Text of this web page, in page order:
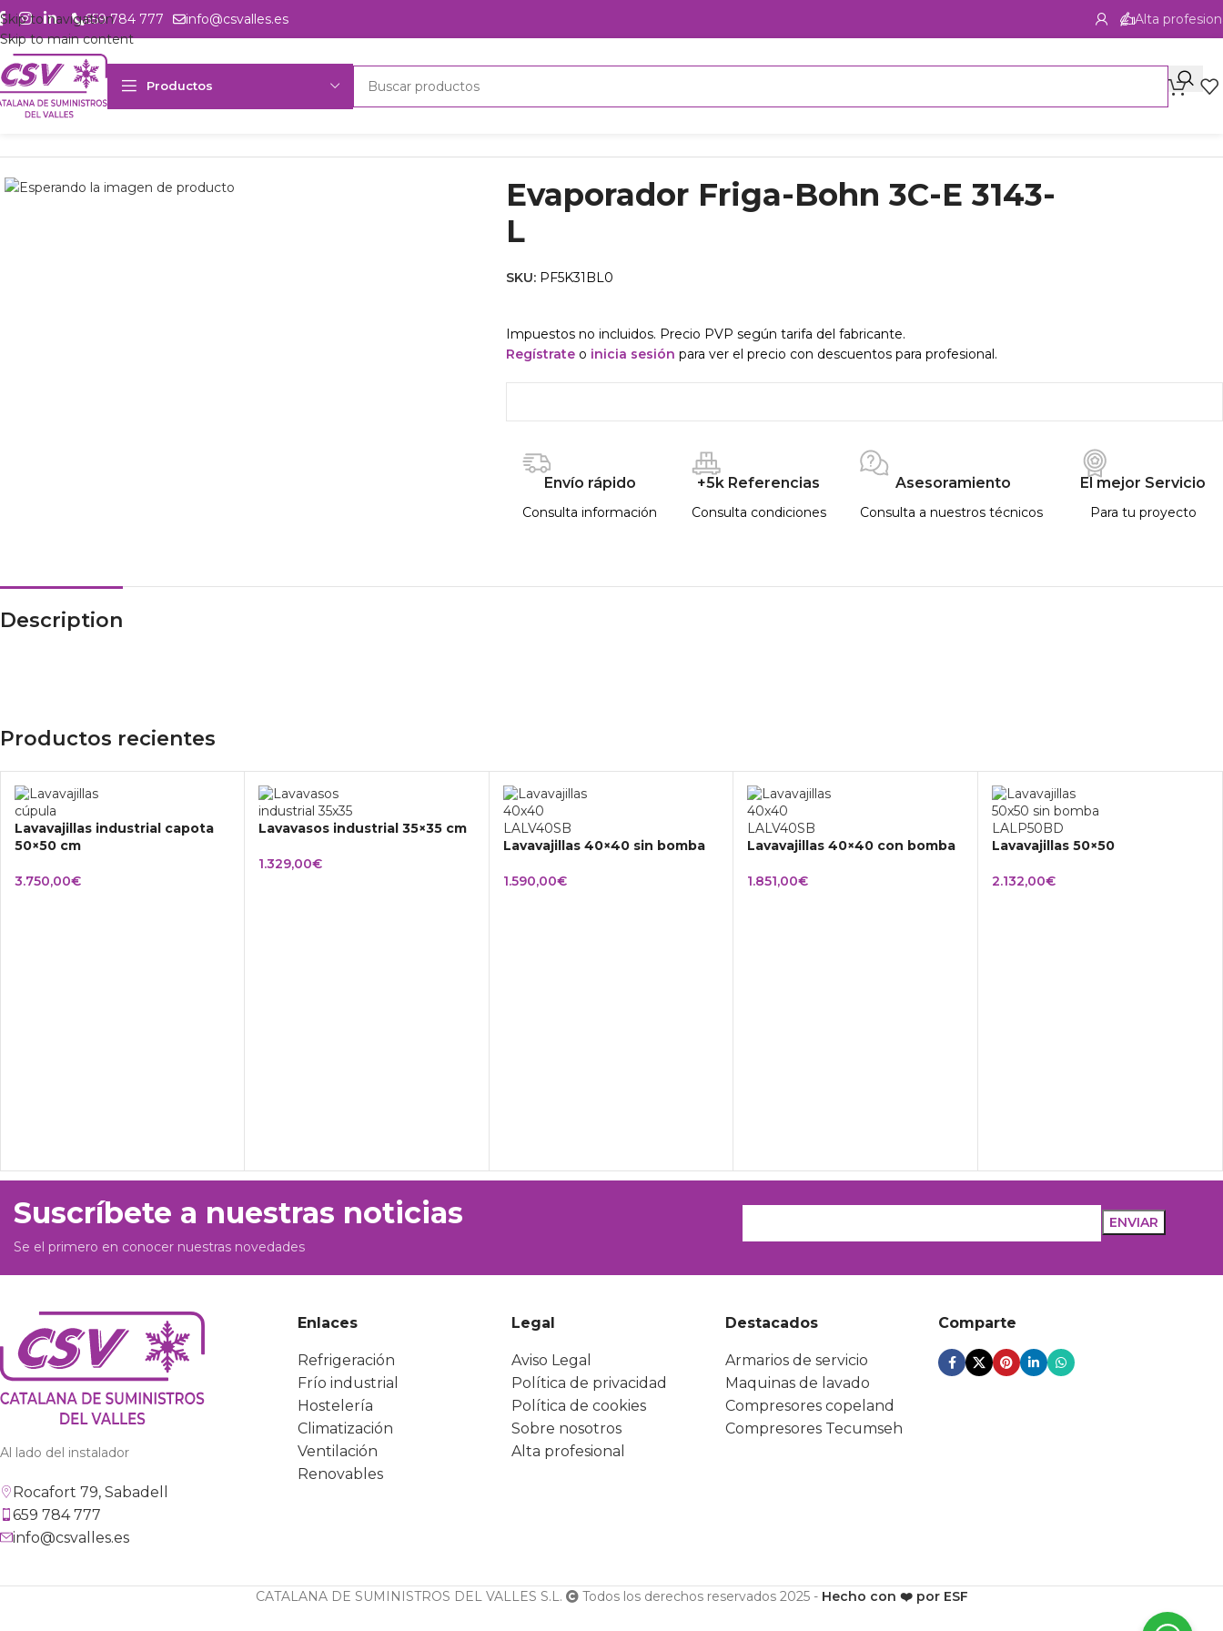
Skip to navigation
Skip to main content
659 784 777 info@csvalles.es Alta
Productos
Inicio Productos
Evaporador Friga-Bohn 3C-E 3143-
L
SKU: PF5K31BL0
Impuestos no incluidos. Precio PVP según tarifa del fabricante.
Regístrateo inicia sesión para ver el precio con descuentos para profesional.
Envío rápido
Consulta información
+5k Referencias
Consulta condiciones
Asesoramiento
Consulta a nuestros técnicos
El mejor Servicio
Para tu proyecto
Description
Productos recientes
Lavavajillas industrial capota
50×50 cm
3.750,00€
Lavavasos industrial 35×35 cm
1.329,00€
Lavavajillas 40×40 sin bomba
1.590,00€
Lavavajillas 40×40 con bomba
1.851,00€
Lavavajillas 50×50
2.132,00€
Suscríbete a nuestras noticias
Se el primero en conocer nuestras novedades
Al lado del instalador
Rocafort 79, Sabadell
659 784 777
info@csvalles.es
Enlaces
Refrigeración
Frío industrial
Hostelería
Climatización
Ventilación
Renovables
Legal
Aviso Legal
Política de privacidad
Política de cookies
Sobre nosotros
Alta profesional
Destacados
Armarios de servicio
Maquinas de lavado
Compresores copeland
Compresores Tecumseh
Comparte
CATALANA DE SUMINISTROS DEL VALLES S.L. Todos los derechos reservados 2025 - Hecho con ❤️ por ESF